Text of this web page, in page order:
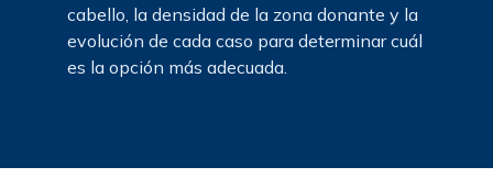
cabello, la densidad de la zona donante y la
evolución de cada caso para determinar cuál
es la opción más adecuada.